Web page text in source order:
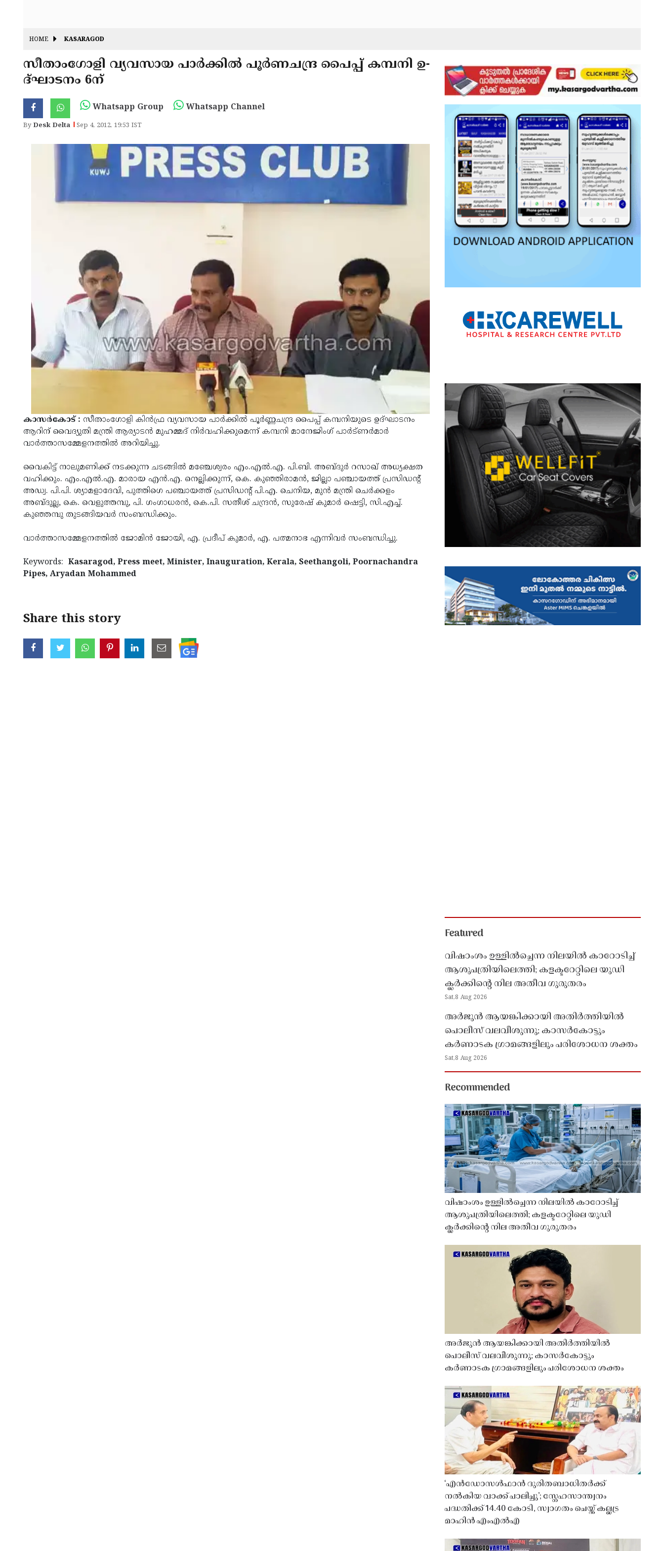
HOME KASARAGOD
സീ­താം­ഗോ­ളി വ്യ­വസാ­യ പാര്‍­ക്കില്‍ പൂര്‍­ണച­ന്ദ്ര പൈ­പ്പ് കമ്പ­നി ഉ­
ദ്­ഘാ­ടനം 6ന്
Whatsapp Group Whatsapp Channel
ByDesk Delta Sep 4, 2012, 19:53 IST
കാസര്‍കോട് : സീതാംഗോളി കിന്‍ഫ്ര വ്യവസായ പാര്‍ക്കില്‍ പൂര്‍ണ്ണചന്ദ്ര പൈപ്പ് കമ്പനിയുടെ ഉദ്ഘാട­നം
ആറിന് വൈദ്യുതി മന്ത്രി ആര്യാടന്‍ മുഹമ്മദ് നിര്‍വഹിക്കുമെന്ന് കമ്പനി മാനേജിംഗ് പാര്‍ട്ണര്‍മാര്‍
വാര്‍ത്താസമ്മേളനത്തില്‍ അറിയി­ച്ചു.
വൈകിട്ട് നാലു­മ­ണി­ക്ക് ന­ട­ക്കു­ന്ന ച­ട­ങ്ങില്‍ മഞ്ചേശ്വരം എം.എല്‍.എ. പി.ബി. അ­ബ്ദുര്‍ റസാഖ് അധ്യക്ഷത
വഹിക്കും. എം.എല്‍.എ. മാരായ എന്‍.എ. നെല്ലിക്കുന്ന്, കെ. കുഞ്ഞിരാമന്‍, ജില്ലാ പഞ്ചായത്ത് പ്ര­സിഡന്റ്
അഡ്വ. പി.പി. ശ്യാമളാദേവി, പുത്തിഗെ പഞ്ചായത്ത് പ്ര­സിഡന്റ് പി.എ. ചെനിയ, മുന്‍ മന്ത്രി ചെര്‍ക്കളം
അബ്ദുല്ല, കെ. വെളുത്തമ്പു, പി. ഗംഗാധരന്‍, കെ.പി. സതീശ് ചന്ദ്രന്‍, സുരേഷ് കുമാര്‍ ഷെട്ടി, സി.എച്ച്.
കുഞ്ഞമ്പു തുടങ്ങിയവര്‍ സംബന്ധിക്കും.
വാര്‍ത്താസമ്മേളനത്തില്‍ ജോമിന്‍ ജോ­യി, എ. പ്രദീപ് കുമാര്‍, എ. പത്മനാഭ എന്നിവര്‍ സംബന്ധിച്ചു.
Keywords: Kasaragod, Press meet, Minister, Inauguration, Kerala, Seethangoli, Poornachandra
Pipes, Aryadan Mohammed
Share this story
Featured
വിഷാംശം ഉള്ളിൽച്ചെന്ന നിലയിൽ കാറോടിച്ച്
ആശുപത്രിയിലെത്തി; കളക്ടറേറ്റിലെ യുഡി
ക്ലർക്കിൻ്റെ നില അതീവ ഗുരുതരം
Sat,8 Aug 2026
അർജുൻ ആയങ്കിക്കായി അതിർത്തിയിൽ
പൊലീസ് വലവീശുന്നു; കാസർകോട്ടും
കർണാടക ഗ്രാമങ്ങളിലും പരിശോധന ശക്തം
Sat,8 Aug 2026
Recommended
വിഷാംശം ഉള്ളിൽച്ചെന്ന നിലയിൽ കാറോടിച്ച്
ആശുപത്രിയിലെത്തി; കളക്ടറേറ്റിലെ യുഡി
ക്ലർക്കിൻ്റെ നില അതീവ ഗുരുതരം
അർജുൻ ആയങ്കിക്കായി അതിർത്തിയിൽ
പൊലീസ് വലവീശുന്നു; കാസർകോട്ടും
കർണാടക ഗ്രാമങ്ങളിലും പരിശോധന ശക്തം
‘എൻഡോസൾഫാൻ ദുരിതബാധിതർക്ക്
നൽകിയ വാക്ക് പാലിച്ചു’; സ്നേഹസാന്ത്വനം
പദ്ധതിക്ക് 14.40 കോടി, സ്വാഗതം ചെയ്ത് കല്ലട്ര
മാഹിൻ എംഎൽഎ